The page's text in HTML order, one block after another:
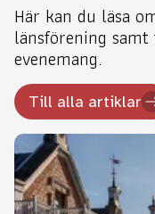
Här kan du läsa
länsförening
evenemang.
Till alla artiklar